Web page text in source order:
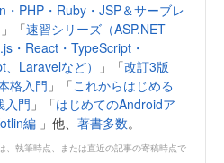
・PHP・Ruby・JSP＆サーブレ
」「速習シリーズ（ASP.NET
・React・TypeScript・
Laravelなど）
」「改訂3版
格入門 」「これからはじめる
入門 」「はじめてのAndroidア
編 」他、 著書多数。
、執筆時点、または直近の記事の寄稿時点で